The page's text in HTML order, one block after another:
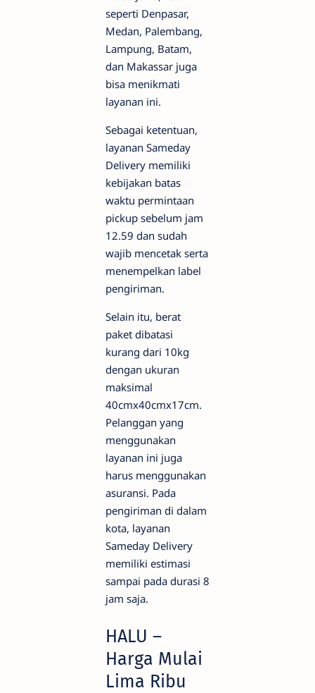
seperti Denpasar,
Medan, Palembang,
Lampung, Batam,
dan Makassar juga
bisa menikmati
layanan ini.
Sebagai ketentuan,
layanan Sameday
Delivery memiliki
kebijakan batas
waktu permintaan
pickup sebelum jam
12.59 dan sudah
wajib mencetak serta
menempelkan label
pengiriman.
Selain itu, berat
paket dibatasi
kurang dari 10kg
dengan ukuran
maksimal
40cmx40cmx17cm.
Pelanggan yang
menggunakan
layanan ini juga
harus menggunakan
asuransi. Pada
pengiriman di dalam
kota, layanan
Sameday Delivery
memiliki estimasi
sampai pada durasi 8
jam saja.
HALU –
Harga Mulai
Lima Ribu